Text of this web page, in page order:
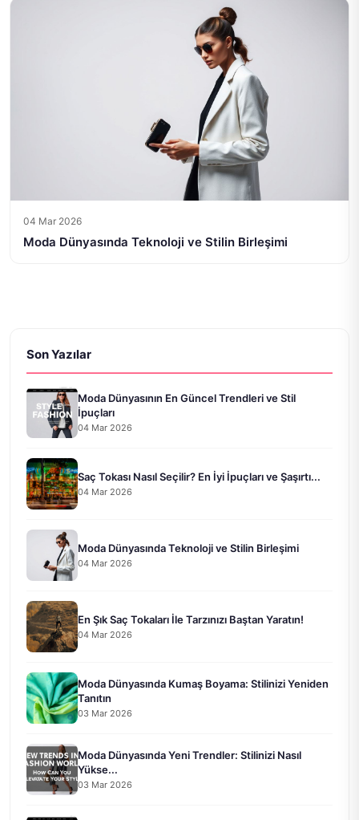
04 Mar 2026
Moda Dünyasında Teknoloji ve Stilin Birleşimi
Son Yazılar
Moda Dünyasının En Güncel Trendleri ve Stil
İpuçları
04 Mar 2026
Saç Tokası Nasıl Seçilir? En İyi İpuçları ve Şaşırtı...
04 Mar 2026
Moda Dünyasında Teknoloji ve Stilin Birleşimi
04 Mar 2026
En Şık Saç Tokaları İle Tarzınızı Baştan Yaratın!
04 Mar 2026
Moda Dünyasında Kumaş Boyama: Stilinizi Yeniden
Tanıtın
03 Mar 2026
Moda Dünyasında Yeni Trendler: Stilinizi Nasıl
Yükse...
03 Mar 2026